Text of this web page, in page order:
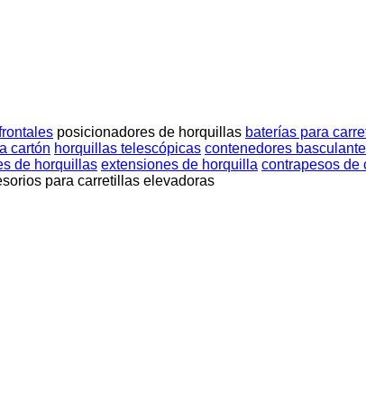
posicionadores de horquillas baterías para
cartón horquillas telescópicas contenedores
de horquillas extensiones de horquilla contrapesos de
para carretillas elevadoras